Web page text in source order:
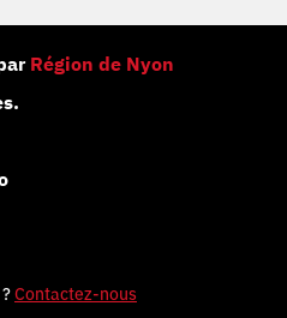
Région de Nyon
Contactez-nous